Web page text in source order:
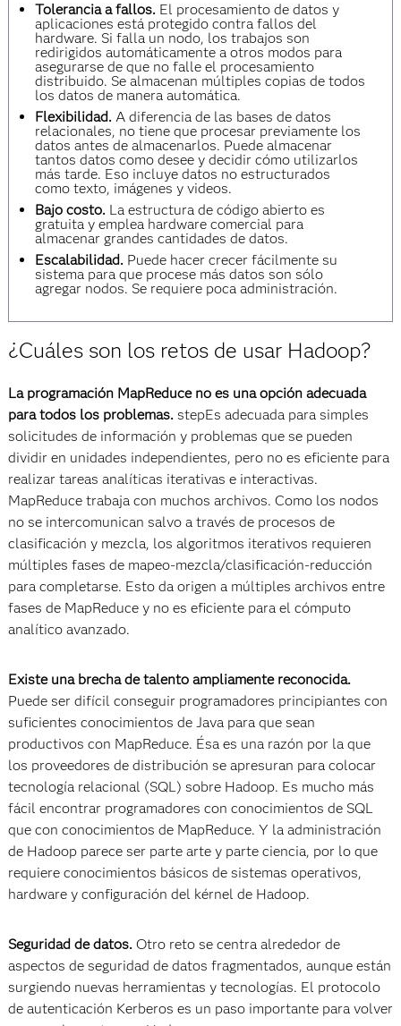
Tolerancia a fallos. El procesamiento de datos y
aplicaciones está protegido contra fallos del
hardware. Si falla un nodo, los trabajos son
redirigidos automáticamente a otros modos para
asegurarse de que no falle el procesamiento
distribuido. Se almacenan múltiples copias de todos
los datos de manera automática.
Flexibilidad. A diferencia de las bases de datos
relacionales, no tiene que procesar previamente los
datos antes de almacenarlos. Puede almacenar
tantos datos como desee y decidir cómo utilizarlos
más tarde. Eso incluye datos no estructurados
como texto, imágenes y videos.
Bajo costo. La estructura de código abierto es
gratuita y emplea hardware comercial para
almacenar grandes cantidades de datos.
Escalabilidad. Puede hacer crecer fácilmente su
sistema para que procese más datos son sólo
agregar nodos. Se requiere poca administración.
¿Cuáles son los retos de usar Hadoop?
La programación MapReduce no es una opción adecuada
para todos los problemas. stepEs adecuada para simples
solicitudes de información y problemas que se pueden
dividir en unidades independientes, pero no es eficiente para
realizar tareas analíticas iterativas e interactivas.
MapReduce trabaja con muchos archivos. Como los nodos
no se intercomunican salvo a través de procesos de
clasificación y mezcla, los algoritmos iterativos requieren
múltiples fases de mapeo-mezcla/clasificación-reducción
para completarse. Esto da origen a múltiples archivos entre
fases de MapReduce y no es eficiente para el cómputo
analítico avanzado.
Existe una brecha de talento ampliamente reconocida.
Puede ser difícil conseguir programadores principiantes con
suficientes conocimientos de Java para que sean
productivos con MapReduce. Ésa es una razón por la que
los proveedores de distribución se apresuran para colocar
tecnología relacional (SQL) sobre Hadoop. Es mucho más
fácil encontrar programadores con conocimientos de SQL
que con conocimientos de MapReduce. Y la administración
de Hadoop parece ser parte arte y parte ciencia, por lo que
requiere conocimientos básicos de sistemas operativos,
hardware y configuración del kérnel de Hadoop.
Seguridad de datos.Otro reto se centra alrededor de
aspectos de seguridad de datos fragmentados, aunque están
surgiendo nuevas herramientas y tecnologías. El protocolo
de autenticación Kerberos es un paso importante para volver